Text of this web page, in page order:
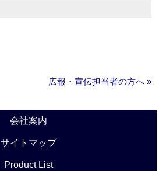
広報・宣伝担当者の方へ »
会社案内
サイトマップ
Product List